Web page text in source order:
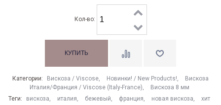
Кол-во:
Категории: Вискоза / Viscose, Новинки! / New Products!,
Вискоза
Италия/Франция / Viscose (Italy-France),
Вискоза 8 мм
Теги:
вискоза, италия, бежевый, франция, новая вискоза, хит